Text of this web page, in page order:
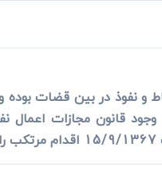
و نفوذ در بین قضات